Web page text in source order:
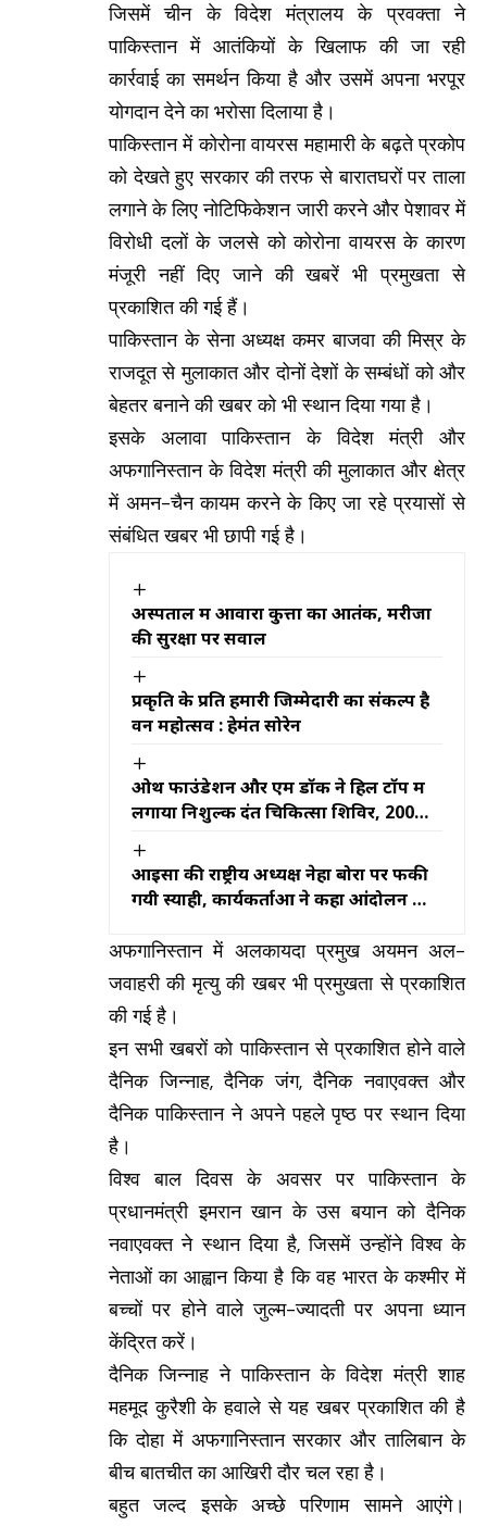
जिसमें चीन के विदेश मंत्रालय के प्रवक्ता ने
पाकिस्तान में आतंकियों के खिलाफ की जा रही
कार्रवाई का समर्थन किया है और उसमें अपना भरपूर
योगदान देने का भरोसा दिलाया है।
पाकिस्तान में कोरोना वायरस महामारी के बढ़ते प्रकोप
को देखते हुए सरकार की तरफ से बारातघरों पर ताला
लगाने के लिए नोटिफिकेशन जारी करने और पेशावर में
विरोधी दलों के जलसे को कोरोना वायरस के कारण
मंजूरी नहीं दिए जाने की खबरें भी प्रमुखता से
प्रकाशित की गई हैं।
पाकिस्तान के सेना अध्यक्ष कमर बाजवा की मिस्र के
राजदूत से मुलाकात और दोनों देशों के सम्बंधों को और
बेहतर बनाने की खबर को भी स्थान दिया गया है।
इसके अलावा पाकिस्तान के विदेश मंत्री और
अफगानिस्तान के विदेश मंत्री की मुलाकात और क्षेत्र
में अमन-चैन कायम करने के किए जा रहे प्रयासों से
संबंधित खबर भी छापी गई है।
अस्पताल में आवारा कुत्तों का आतंक, मरीजों
की सुरक्षा पर सवाल
प्रकृति के प्रति हमारी जिम्मेदारी का संकल्प है
वन महोत्सव : हेमंत सोरेन
ओथ फाउंडेशन और एम डॉक ने हिल टॉप में
लगाया निशुल्क दंत चिकित्सा शिविर, 200
आइसा की राष्ट्रीय अध्यक्ष नेहा बोरा पर फेंकी
गयी स्याही, कार्यकर्ताओं ने कहा आंदोलन को
अफगानिस्तान में अलकायदा प्रमुख अयमन अल-
जवाहरी की मृत्यु की खबर भी प्रमुखता से प्रकाशित
की गई है।
इन सभी खबरों को पाकिस्तान से प्रकाशित होने वाले
दैनिक जिन्नाह, दैनिक जंग, दैनिक नवाएवक्त और
दैनिक पाकिस्तान ने अपने पहले पृष्ठ पर स्थान दिया
है।
विश्व बाल दिवस के अवसर पर पाकिस्तान के
प्रधानमंत्री इमरान खान के उस बयान को दैनिक
नवाएवक्त ने स्थान दिया है, जिसमें उन्होंने विश्व के
नेताओं का आह्वान किया है कि वह भारत के कश्मीर में
बच्चों पर होने वाले जुल्म-ज्यादती पर अपना ध्यान
केंद्रित करें।
दैनिक जिन्नाह ने पाकिस्तान के विदेश मंत्री शाह
महमूद कुरैशी के हवाले से यह खबर प्रकाशित की है
कि दोहा में अफगानिस्तान सरकार और तालिबान के
बीच बातचीत का आखिरी दौर चल रहा है।
बहुत जल्द इसके अच्छे परिणाम सामने आएंगे।